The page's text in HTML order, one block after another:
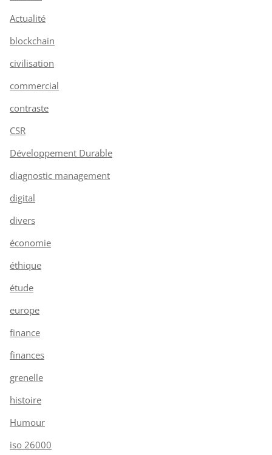
Actualité
blockchain
civilisation
commercial
contraste
CSR
Développement Durable
diagnostic management
digital
divers
économie
éthique
étude
europe
finance
finances
grenelle
histoire
Humour
iso 26000